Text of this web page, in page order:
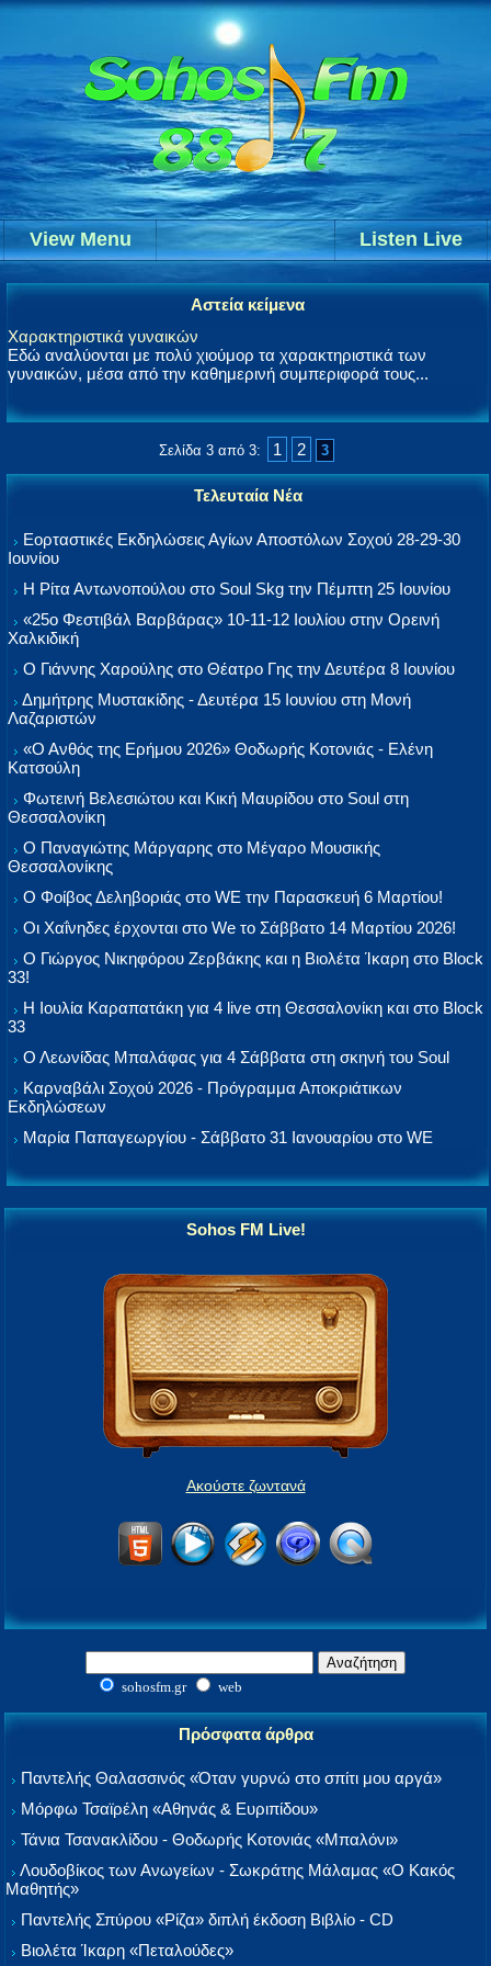
Listen Live
View Menu
Αστεία κείμενα
Χαρακτηριστικά γυναικών
Εδώ αναλύονται με πολύ χιούμορ τα χαρακτηριστικά των
γυναικών, μέσα από την καθημερινή συμπεριφορά τους...
Σελίδα 3 από 3: 1 2 3
Τελευταία Νέα
Εορταστικές Εκδηλώσεις Αγίων Αποστόλων Σοχού 28-29-30
Ιουνίου
Η Ρίτα Αντωνοπούλου στο Soul Skg την Πέμπτη 25 Ιουνίου
«25ο Φεστιβάλ Βαρβάρας» 10-11-12 Ιουλίου στην Ορεινή
Χαλκιδική
Ο Γιάννης Χαρούλης στο Θέατρο Γης την Δευτέρα 8 Ιουνίου
Δημήτρης Μυστακίδης - Δευτέρα 15 Ιουνίου στη Μονή
Λαζαριστών
«Ο Ανθός της Ερήμου 2026» Θοδωρής Κοτονιάς - Ελένη
Κατσούλη
Φωτεινή Βελεσιώτου και Κική Μαυρίδου στο Soul στη
Θεσσαλονίκη
Ο Παναγιώτης Μάργαρης στο Μέγαρο Μουσικής
Θεσσαλονίκης
Ο Φοίβος Δεληβοριάς στο WE την Παρασκευή 6 Μαρτίου!
Οι Χαΐνηδες έρχονται στο We το Σάββατο 14 Μαρτίου 2026!
Ο Γιώργος Νικηφόρου Ζερβάκης και η Βιολέτα Ίκαρη στο Block
33!
Η Ιουλία Καραπατάκη για 4 live στη Θεσσαλονίκη και στο Block
33
Ο Λεωνίδας Μπαλάφας για 4 Σάββατα στη σκηνή του Soul
Καρναβάλι Σοχού 2026 - Πρόγραμμα Αποκριάτικων
Εκδηλώσεων
Μαρία Παπαγεωργίου - Σάββατο 31 Ιανουαρίου στο WE
Sohos FM Live!
Ακούστε ζωντανά
sohosfm.gr web
Πρόσφατα άρθρα
Παντελής Θαλασσινός «Όταν γυρνώ στο σπίτι μου αργά»
Μόρφω Τσαϊρέλη «Αθηνάς & Ευριπίδου»
Τάνια Τσανακλίδου - Θοδωρής Κοτονιάς «Μπαλόνι»
Λουδοβίκος των Ανωγείων - Σωκράτης Μάλαμας «Ο Κακός
Μαθητής»
Παντελής Σπύρου «Ρίζα» διπλή έκδοση Βιβλίο - CD
Βιολέτα Ίκαρη «Πεταλούδες»